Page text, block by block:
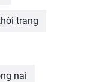
trang
nai